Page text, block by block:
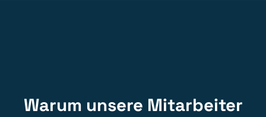
Warum unsere Mitarbeiter